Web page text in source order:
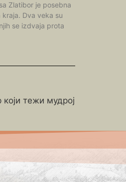
Zlatibor je posebna
Dva veka su
se izdvaja prota
тежи мудрој